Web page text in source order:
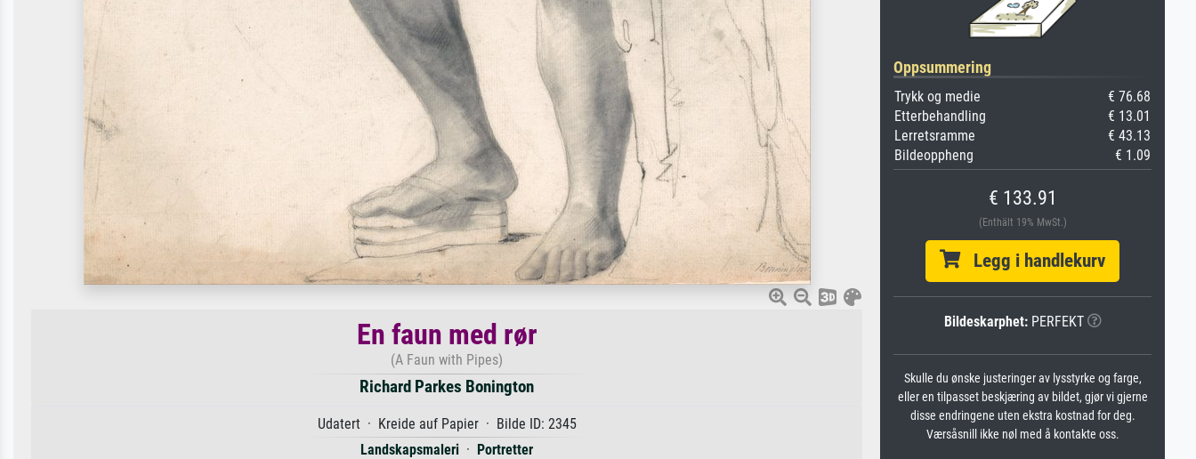
En faun med rør
(A Faun with Pipes)
Richard Parkes Bonington
Udatert · Kreide auf Papier · Bilde ID: 2345
Landskapsmaleri · Portretter
Oppsummering
Trykk og medie
€ 76.68
Etterbehandling
€ 13.01
Lerretsramme
€ 43.13
Bildeoppheng
€ 1.09
€ 133.91
(Enthält 19% MwSt.)
Legg i handlekurv
Bildeskarphet:PERFEKT
Skulle du ønske justeringer av lysstyrke og farge,
eller en tilpasset beskjæring av bildet, gjør vi gjerne
disse endringene uten ekstra kostnad for deg.
Værsåsnill ikke nøl med å kontakte oss.